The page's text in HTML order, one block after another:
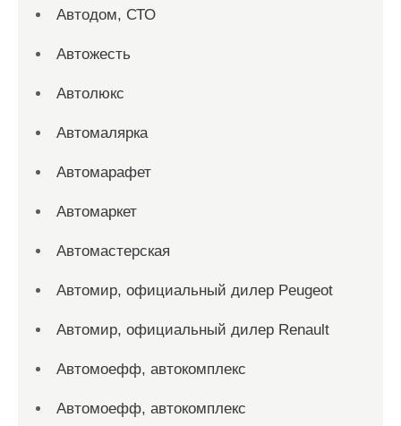
Автодом, СТО
Автожесть
Автолюкс
Автомалярка
Автомарафет
Автомаркет
Автомастерская
Автомир, официальный дилер Peugeot
Автомир, официальный дилер Renault
Автомоефф, автокомплекс
Автомоефф, автокомплекс